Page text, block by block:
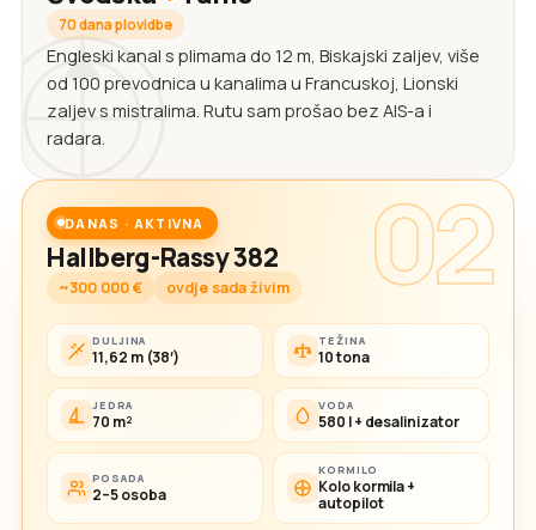
70 dana plovidbe
Engleski kanal s plimama do 12 m, Biskajski zaljev, više
od 100 prevodnica u kanalima u Francuskoj, Lionski
zaljev s mistralima. Rutu sam prošao bez AIS-a i
radara.
02
DANAS · AKTIVNA
Hallberg-Rassy 382
~300 000 € ovdje sada živim
DULJINA
11,62 m (38′)
TEŽINA
10 tona
JEDRA
70 m²
VODA
580 l + desalinizator
POSADA
2–5 osoba
KORMILO
Kolo kormila +
autopilot